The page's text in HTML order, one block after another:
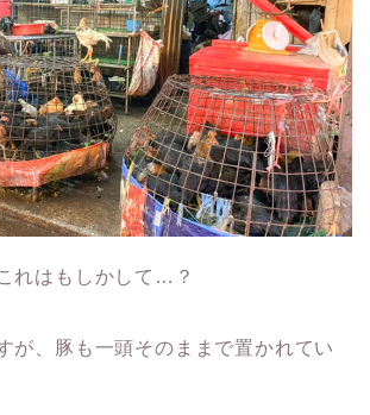
れはもしかして…？
が、豚も一頭そのままで置かれてい